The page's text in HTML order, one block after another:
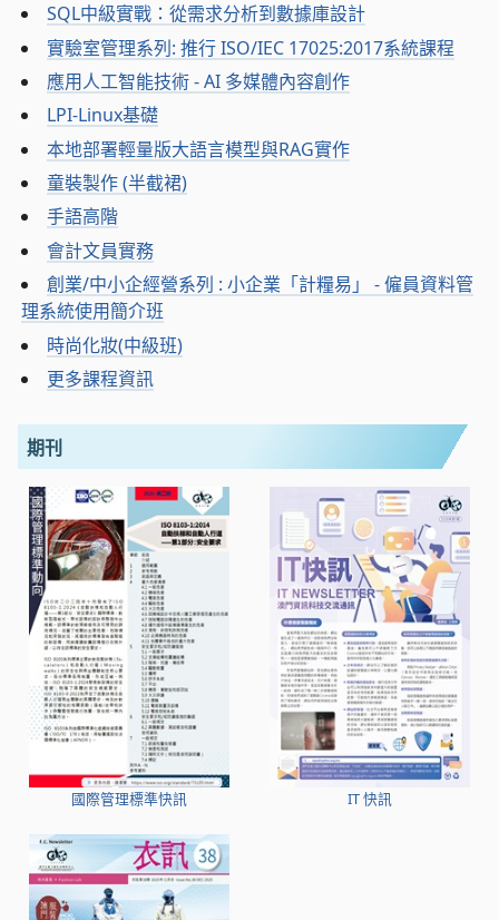
SQL中級實戰：從需求分析到數據庫設計
實驗室管理系列: 推行 ISO/IEC 17025:2017系統課程
應用人工智能技術 - AI 多媒體內容創作
LPI-Linux基礎
本地部署輕量版大語言模型與RAG實作
童裝製作 (半截裙)
手語高階
會計文員實務
創業/中小企經營系列 : 小企業「計糧易」 - 僱員資料管
理系統使用簡介班
時尚化妝(中級班)
更多課程資訊
期刊
國際管理標準快訊 IT 快訊